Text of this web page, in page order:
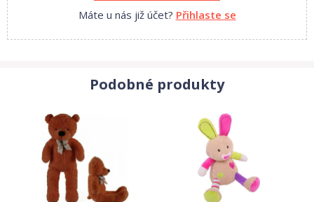
Máte u nás již účet? Přihlaste se
Podobné produkty